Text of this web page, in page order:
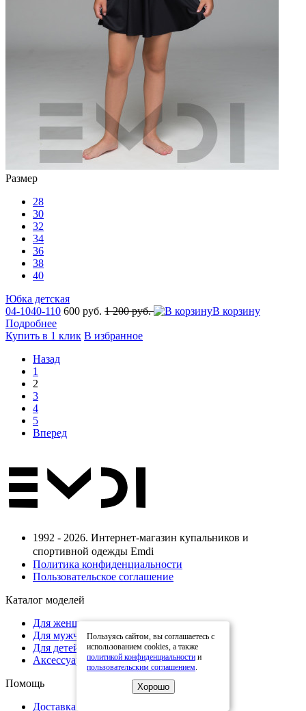
Размер
28
30
32
34
36
38
40
Юбка детская
04-1040-110 600 руб. 1 200 руб.
В корзину
Подробнее
Купить в 1 клик В избранное
Назад
1
2
3
4
5
Вперед
1992 - 2026. Интернет-магазин купальников и
спортивной одежды Emdi
Политика конфиденциальности
Пользовательское соглашение
Каталог моделей
Для женщин
Для мужчин
Для детей
Аксессуары
Помощь
Доставка и оплата
Пользуясь сайтом, вы соглашаетесь с
использованием cookies, а также
политикой конфиденциальности и
пользовательским соглашением.
Хорошо